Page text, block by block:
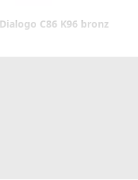
C86 K96 bronz